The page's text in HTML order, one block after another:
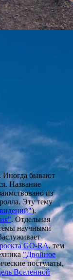
Иногда бывают
Название
из
Эту тему
),
. Отдельная
научными
GO-RA, тем
"Двойное
постулаты,
Вселенной